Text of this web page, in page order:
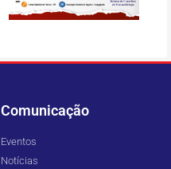
Comunicação
Eventos
Notícias